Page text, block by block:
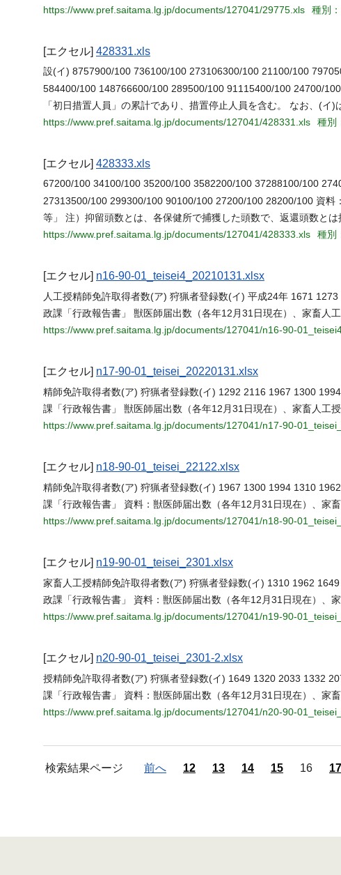
https://www.pref.saitama.lg.jp/documents/127041/29775.xls
種別
[エクセル] 428331.xls
設(イ) 8757900/100 736100/100 273106300/100 21100/100
584400/100 148766600/100 289500/100 91115400/100 24700/
「初日措置人員」の累計であり、措置停止人員を含む。 なお、(イ
https://www.pref.saitama.lg.jp/documents/127041/428331.xls
種別
[エクセル] 428333.xls
67200/100 34100/100 35200/100 3582200/100 37288100/100
27313500/100 299300/100 90100/100 27200/100 28200/100 資料
等」 注）抑留頭数とは、各保健所で捕獲した頭数で、返還頭数と
https://www.pref.saitama.lg.jp/documents/127041/428333.xls
種別
[エクセル] n16-90-01_teisei4_20210131.xlsx
人工授精師免許取得者数(ア) 狩猟者登録数(イ) 平成24年 1671
政課「行政報告書」 獣医師届出数（各年12月31日現在）、家畜人
https://www.pref.saitama.lg.jp/documents/127041/n16-90-
[エクセル] n17-90-01_teisei_20220131.xlsx
精師免許取得者数(ア) 狩猟者登録数(イ) 1292 2116 1967 1300
課「行政報告書」 獣医師届出数（各年12月31日現在）、家畜人工
https://www.pref.saitama.lg.jp/documents/127041/n17-90-
[エクセル] n18-90-01_teisei_22122.xlsx
精師免許取得者数(ア) 狩猟者登録数(イ) 1967 1300 1994 1310
課「行政報告書」 資料：獣医師届出数（各年12月31日現在）、家
https://www.pref.saitama.lg.jp/documents/127041/n18-90-
[エクセル] n19-90-01_teisei_2301.xlsx
家畜人工授精師免許取得者数(ア) 狩猟者登録数(イ) 1310 1962
政課「行政報告書」 資料：獣医師届出数（各年12月31日現在）、
https://www.pref.saitama.lg.jp/documents/127041/n19-90-
[エクセル] n20-90-01_teisei_2301-2.xlsx
授精師免許取得者数(ア) 狩猟者登録数(イ) 1649 1320 2033 1332
課「行政報告書」 資料：獣医師届出数（各年12月31日現在）、家
https://www.pref.saitama.lg.jp/documents/127041/n20-90-
検索結果ページ 前へ 12 13 14 15 16 17